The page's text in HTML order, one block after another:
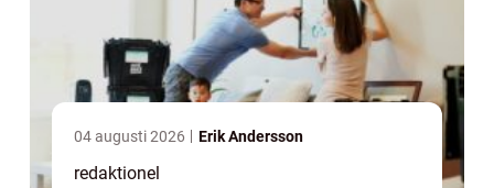
04 augusti 2026 Erik Andersson
redaktionel